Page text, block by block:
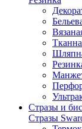
Стразы и
Стразы